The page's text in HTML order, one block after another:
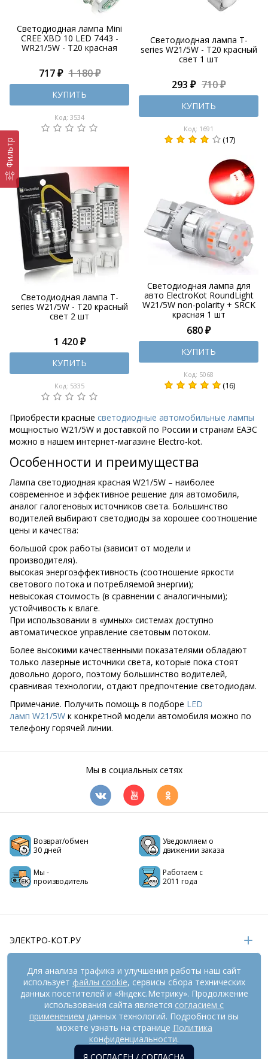
Светодиодная лампа Mini
CREE XBD 10 LED 7443 -
WR21/5W - T20 красная
717 ₽ 1 180 ₽
КУПИТЬ
Код: 3534
Светодиодная лампа T-
series W21/5W - T20 красный
свет 1 шт
293 ₽ 710 ₽
КУПИТЬ
Код: 1691
(17)
Светодиодная лампа T-
series W21/5W - T20 красный
свет 2 шт
1 420 ₽
КУПИТЬ
Код: 5335
Светодиодная лампа для
авто ElectroKot RoundLight
W21/5W non-polarity + SRCK
красная 1 шт
680 ₽
КУПИТЬ
Код: 5068
(16)
Приобрести красные светодиодные автомобильные лампы
мощностью W21/5W и доставкой по России и странам ЕАЭС
можно в нашем интернет-магазине Electro-kot.
Особенности и преимущества
Лампа светодиодная красная W21/5W – наиболее
современное и эффективное решение для автомобиля,
аналог галогеновых источников света. Большинство
водителей выбирают светодиоды за хорошее соотношение
цены и качества:
большой срок работы (зависит от модели и
производителя).
высокая энергоэффективность (соотношение яркости
светового потока и потребляемой энергии);
невысокая стоимость (в сравнении с аналогичными);
устойчивость к влаге.
При использовании в «умных» системах доступно
автоматическое управление световым потоком.
Более высокими качественными показателями обладают
только лазерные источники света, которые пока стоят
довольно дорого, поэтому большинство водителей,
сравнивая технологии, отдают предпочтение светодиодам.
Примечание. Получить помощь в подборе LED
ламп W21/5W к конкретной модели автомобиля можно по
телефону горячей линии.
Фильтр
Мы в социальных сетях
Возврат/обмен
30 дней
Уведомляем о
движении заказа
Мы -
производитель
Работаем с
2011 года
ЭЛЕКТРО-КОТ.РУ
ИНФОРМАЦИЯ
РЕКВИЗИТЫ
На информационном ресурсе применяются
рекомендательные технологии (информационные технологии
предоставления информации на основе сбора,
Для анализа трафика и улучшения работы наш сайт
использует файлы cookie, сервисы сбора технических
данных посетителей и «Яндекс.Метрику». Продолжение
использования сайта является согласием с
применением данных технологий. Подробности вы
можете узнать на странице Политика
конфиденциальности.